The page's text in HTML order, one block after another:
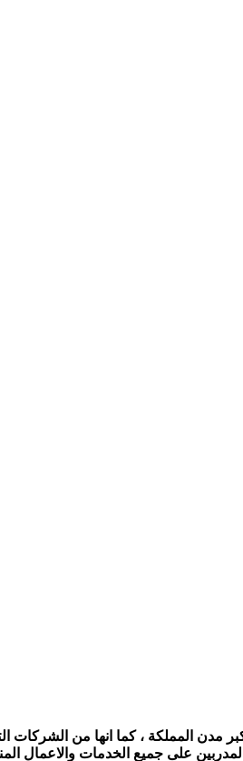
مدن المملكة ، كما انها من الشركات
على جميع الخدمات والاعمال